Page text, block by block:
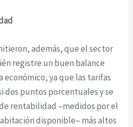
además, que el sector
registre un buen balance
ya que las tarifas
dos puntos porcentuales y se
rentabilidad –medidos por el
disponible– más altos